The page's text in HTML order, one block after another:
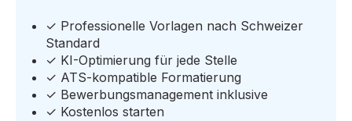
✓ Professionelle Vorlagen nach Schweizer
Standard
✓ KI-Optimierung für jede Stelle
✓ ATS-kompatible Formatierung
✓ Bewerbungsmanagement inklusive
✓ Kostenlos starten